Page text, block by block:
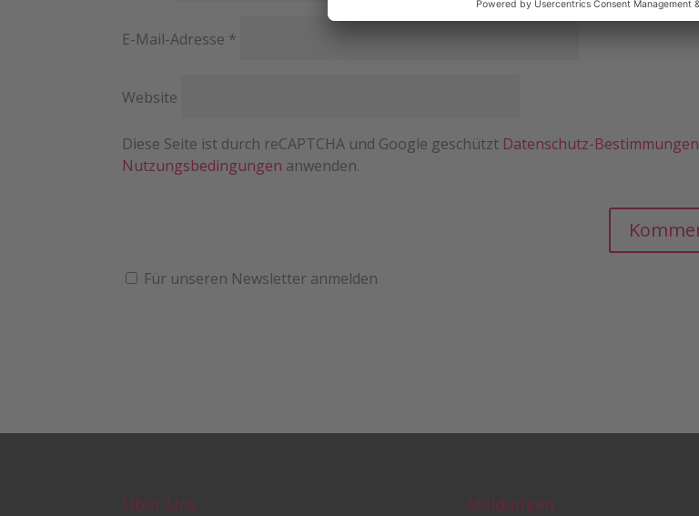
E-Mail-Adresse *
Website
Diese Seite ist durch reCAPTCHA und Google geschützt Datenschutz-Bestimmungen
Nutzungsbedingungen anwenden.
Für unseren Newsletter anmelden
Über Uns Meldungen